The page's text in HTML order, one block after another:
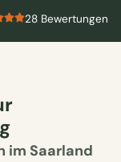
28 Bewertungen
im Saarland